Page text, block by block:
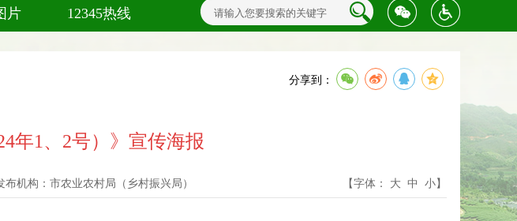
片 12345热线
分享到：
年1、2号）》宣传海报
布机构： 市农业农村局（乡村振兴局） 【字体： 大 中 小】